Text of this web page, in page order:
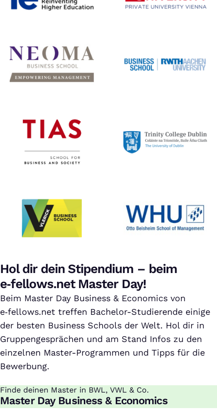
Hol dir dein Stipendium – beim
e‑fellows.net Master Day!
Beim Master Day Business & Economics von
e‑fellows.net treffen Bachelor-Studierende einige
der besten Business Schools der Welt. Hol dir in
Gruppengesprächen und am Stand Infos zu den
einzelnen Master-Programmen und Tipps für die
Bewerbung.
Finde deinen Master in BWL, VWL & Co.
:
Master Day Business & Economics